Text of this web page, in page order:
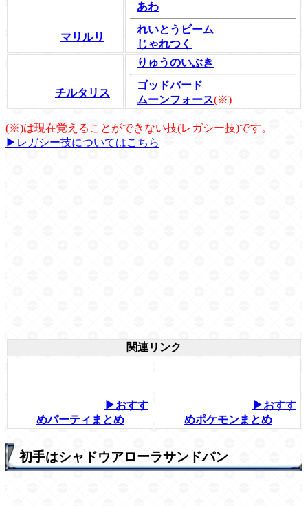
マリルリ
あわ
れいとうビーム
じゃれつく
チルタリス
りゅうのいぶき
ゴッドバード
ムーンフォース(※)
(※)は現在覚えることができない技(レガシー技)です。
▶レガシー技についてはこちら
関連リンク
▶おすす
めパーティまとめ
▶おすす
めポケモンまとめ
初手はシャドウアローラサンドパン